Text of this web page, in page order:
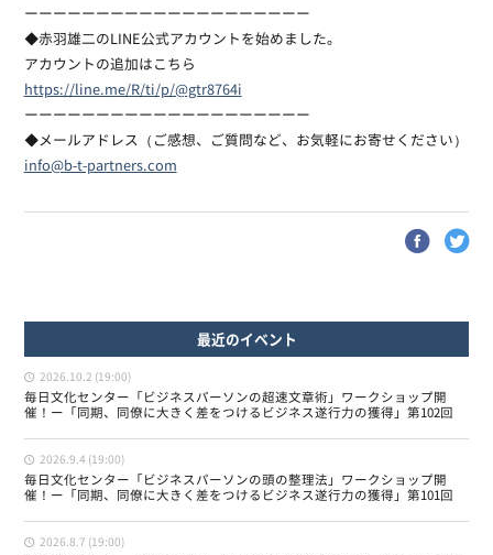
ーーーーーーーーーーーーーーーーーーーー
◆赤羽雄二のLINE公式アカウントを始めました。
アカウントの追加はこちら
https://line.me/R/ti/p/@gtr8764i
ーーーーーーーーーーーーーーーーーーーー
◆メールアドレス（ご感想、ご質問など、お気軽にお寄せください）
info@b-t-partners.com
最近のイベント
2026.10.2 (19:00)
毎日文化センター「ビジネスパーソンの超速文章術」ワークショップ開
催！ー「同期、同僚に大きく差をつけるビジネス遂行力の獲得」第102回
2026.9.4 (19:00)
毎日文化センター「ビジネスパーソンの頭の整理法」ワークショップ開
催！ー「同期、同僚に大きく差をつけるビジネス遂行力の獲得」第101回
2026.8.7 (19:00)